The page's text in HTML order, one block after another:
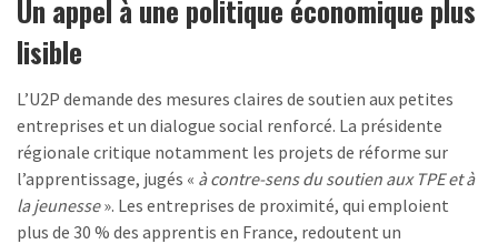
Un appel à une politique économique plus
lisible
L’U2P demande des mesures claires de soutien aux petites
entreprises et un dialogue social renforcé. La présidente
régionale critique notamment les projets de réforme sur
l’apprentissage, jugés « à contre-sens du soutien aux TPE et à
la jeunesse». Les entreprises de proximité, qui emploient
plus de 30 % des apprentis en France, redoutent un